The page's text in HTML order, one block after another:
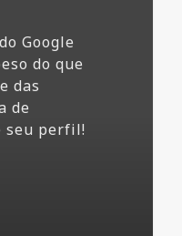
Google
do que
das
de
seu perfil!